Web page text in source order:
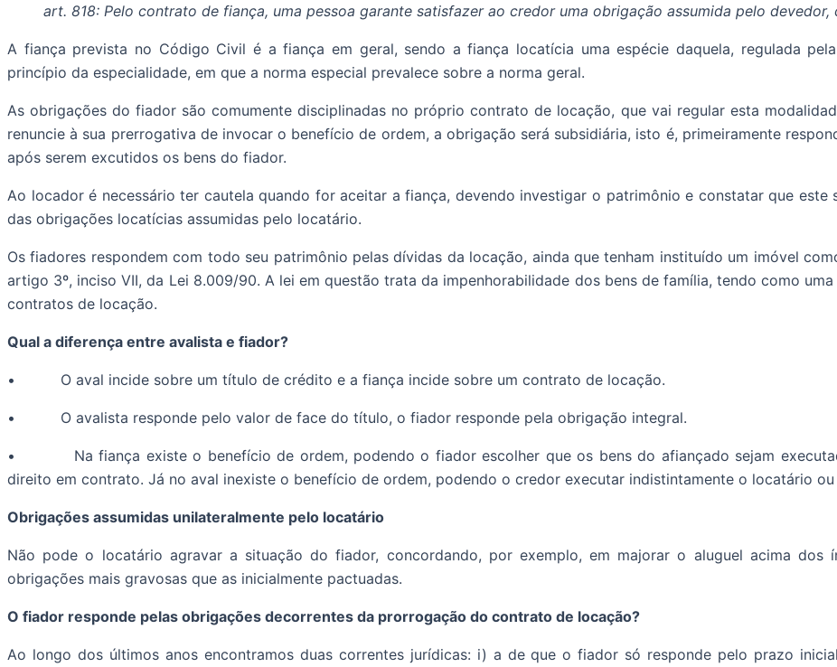
art. 818: Pelo contrato de fiança, uma pessoa garante satisfazer ao credor uma obrigação assumida pelo devedor,
A fiança prevista no Código Civil é a fiança em geral, sendo a fiança locatícia uma espécie daquela, regulada
princípio da especialidade, em que a norma especial prevalece sobre a norma geral.
As obrigações do fiador são comumente disciplinadas no próprio contrato de locação, que vai regular esta
renuncie à sua prerrogativa de invocar o benefício de ordem, a obrigação será subsidiária, isto é, primeiramente
após serem excutidos os bens do fiador.
Ao locador é necessário ter cautela quando for aceitar a fiança, devendo investigar o patrimônio e constatar que este
das obrigações locatícias assumidas pelo locatário.
Os fiadores respondem com todo seu patrimônio pelas dívidas da locação, ainda que tenham instituído um imóvel
artigo 3º, inciso VII, da Lei 8.009/90. A lei em questão trata da impenhorabilidade dos bens de família, tendo como
contratos de locação.
Qual a diferença entre avalista e fiador?
• O aval incide sobre um título de crédito e a fiança incide sobre um contrato de locação.
• O avalista responde pelo valor de face do título, o fiador responde pela obrigação integral.
• Na fiança existe o benefício de ordem, podendo o fiador escolher que os bens do afiançado sejam
direito em contrato. Já no aval inexiste o benefício de ordem, podendo o credor executar indistintamente o locatário
Obrigações assumidas unilateralmente pelo locatário
Não pode o locatário agravar a situação do fiador, concordando, por exemplo, em majorar o aluguel acima dos
obrigações mais gravosas que as inicialmente pactuadas.
O fiador responde pelas obrigações decorrentes da prorrogação do contrato de locação?
Ao longo dos últimos anos encontramos duas correntes jurídicas: i) a de que o fiador só responde pelo prazo